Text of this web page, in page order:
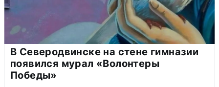
В Северодвинске на стене гимназии
появился мурал «Волонтеры
Победы»